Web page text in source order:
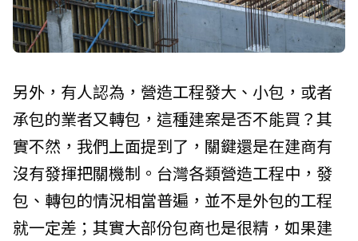
另外，有人認為，營造工程發大、小包，或者
承包的業者又轉包，這種建案是否不能買？其
實不然，我們上面提到了，關鍵還是在建商有
沒有發揮把關機制。台灣各類營造工程中，發
包、轉包的情況相當普遍，並不是外包的工程
就一定差；其實大部份包商也是很精，如果建